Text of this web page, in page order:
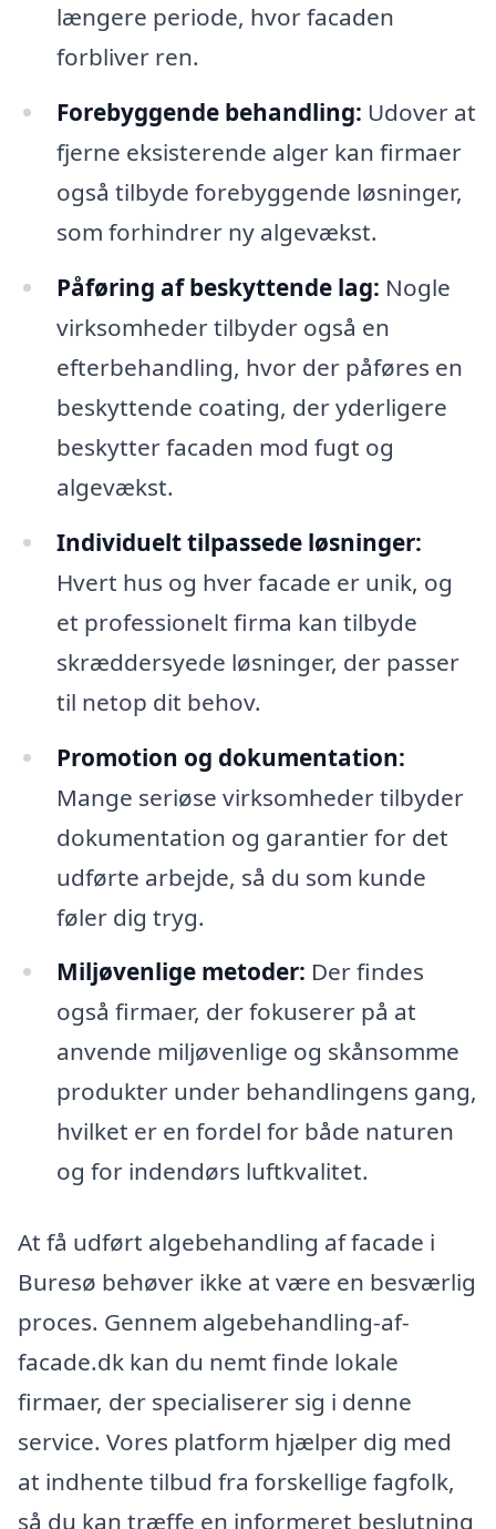
længere periode, hvor facaden
forbliver ren.
Forebyggende behandling: Udover at
fjerne eksisterende alger kan firmaer
også tilbyde forebyggende løsninger,
som forhindrer ny algevækst.
Påføring af beskyttende lag: Nogle
virksomheder tilbyder også en
efterbehandling, hvor der påføres en
beskyttende coating, der yderligere
beskytter facaden mod fugt og
algevækst.
Individuelt tilpassede løsninger:
Hvert hus og hver facade er unik, og
et professionelt firma kan tilbyde
skræddersyede løsninger, der passer
til netop dit behov.
Promotion og dokumentation:
Mange seriøse virksomheder tilbyder
dokumentation og garantier for det
udførte arbejde, så du som kunde
føler dig tryg.
Miljøvenlige metoder: Der findes
også firmaer, der fokuserer på at
anvende miljøvenlige og skånsomme
produkter under behandlingens gang,
hvilket er en fordel for både naturen
og for indendørs luftkvalitet.
At få udført algebehandling af facade i
Buresø behøver ikke at være en besværlig
proces. Gennem algebehandling-af-
facade.dk kan du nemt finde lokale
firmaer, der specialiserer sig i denne
service. Vores platform hjælper dig med
at indhente tilbud fra forskellige fagfolk,
så du kan træffe en informeret beslutning